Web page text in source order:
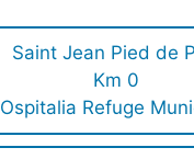
Saint Jean Pied de
Km 0
Ospitalia Refuge